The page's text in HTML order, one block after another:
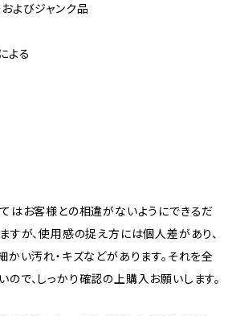
よびジャンク品
よる
てはお客様との相違がないようにできるだ
すが、使用感の捉え方には個人差があり、
かい汚れ・キズなどがあります。それを全
で、しっかり確認の上購入お願いします。